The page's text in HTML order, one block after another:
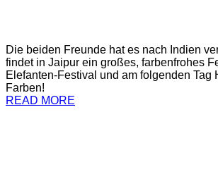
Die beiden Freunde hat es nach Indien
findet in Jaipur ein großes, farbenfrohes
Elefanten-Festival und am folgenden Tag
Farben!
READ MORE